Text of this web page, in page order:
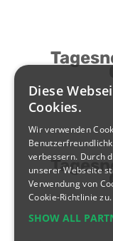
Diese
Cookies.
Wir verwenden
verbessern. Durch
unserer Webseite
Verwendung von
Cookie-Richtlinie zu.
SHOW ALL